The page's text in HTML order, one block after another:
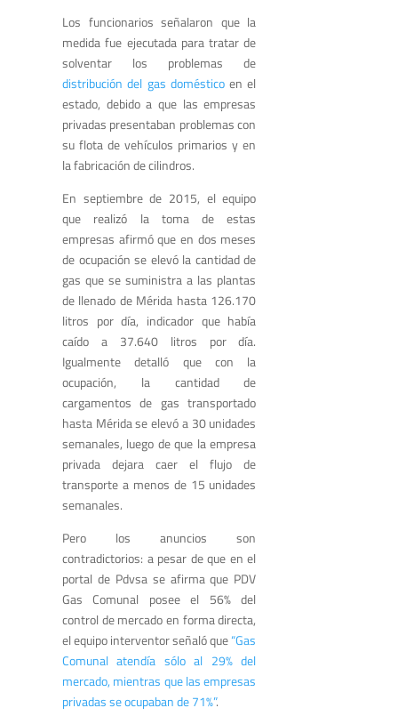
Los funcionarios señalaron que la
medida fue ejecutada para tratar de
solventar los problemas de
distribución del gas domésticoen el
estado, debido a que las empresas
privadas presentaban problemas con
su flota de vehículos primarios y en
la fabricación de cilindros.
En septiembre de 2015, el equipo
que realizó la toma de estas
empresas afirmó que en dos meses
de ocupación se elevó la cantidad de
gas que se suministra a las plantas
de llenado de Mérida hasta 126.170
litros por día, indicador que había
caído a 37.640 litros por día.
Igualmente detalló que con la
ocupación, la cantidad de
cargamentos de gas transportado
hasta Mérida se elevó a 30 unidades
semanales, luego de que la empresa
privada dejara caer el flujo de
transporte a menos de 15 unidades
semanales.
Pero los anuncios son
contradictorios: a pesar de que en el
portal de Pdvsa se afirma que PDV
Gas Comunal posee el 56% del
control de mercado en forma directa,
el equipo interventor señaló que“Gas
Comunal atendía sólo al 29% del
mercado, mientras que las empresas
privadas se ocupaban de 71%”.